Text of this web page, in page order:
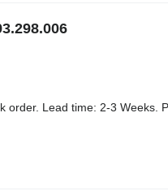
order. Lead time: 2-3 Weeks.